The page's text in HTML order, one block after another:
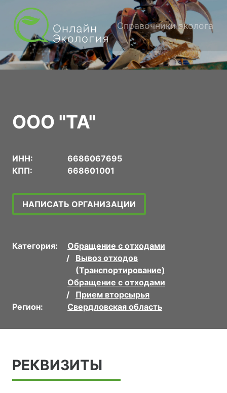
Справочники эколога
ООО "ТА"
ИНН:
6686067695
КПП:
668601001
НАПИСАТЬ ОРГАНИЗАЦИИ
Категория:
Обращение с отходами
Вывоз отходов
(Транспортирование)
Обращение с отходами
Прием вторсырья
Регион:
Свердловская область
РЕКВИЗИТЫ